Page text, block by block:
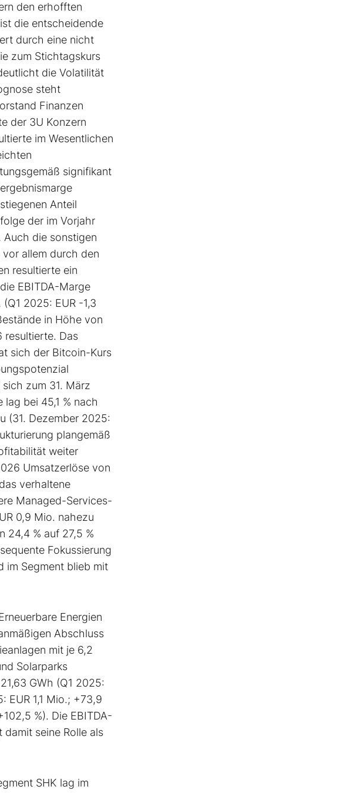
den erhofften
die entscheidende
durch eine nicht
zum Stichtagskurs
die Volatilität
steht
Finanzen
der 3U Konzern
im Wesentlichen
signifikant
Anteil
der im Vorjahr
Auch die sonstigen
allem durch den
resultierte ein
EBITDA-Marge
2025: EUR -1,3
in Höhe von
resultierte. Das
sich der Bitcoin-Kurs
zum 31. März
bei 45,1 % nach
(31. Dezember 2025:
plangemäß
weiter
Umsatzerlöse von
verhaltene
Managed-Services-
0,9 Mio. nahezu
24,4 % auf 27,5 %
Fokussierung
im Segment blieb mit
Energien
Abschluss
mit je 6,2
Solarparks
GWh (Q1 2025:
EUR 1,1 Mio.; +73,9
%). Die EBITDA-
seine Rolle als
SHK lag im